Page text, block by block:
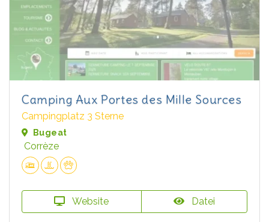
Camping Aux Portes des Mille Sources
Campingplatz 3 Sterne
Bugeat
Corrèze
Website Datei